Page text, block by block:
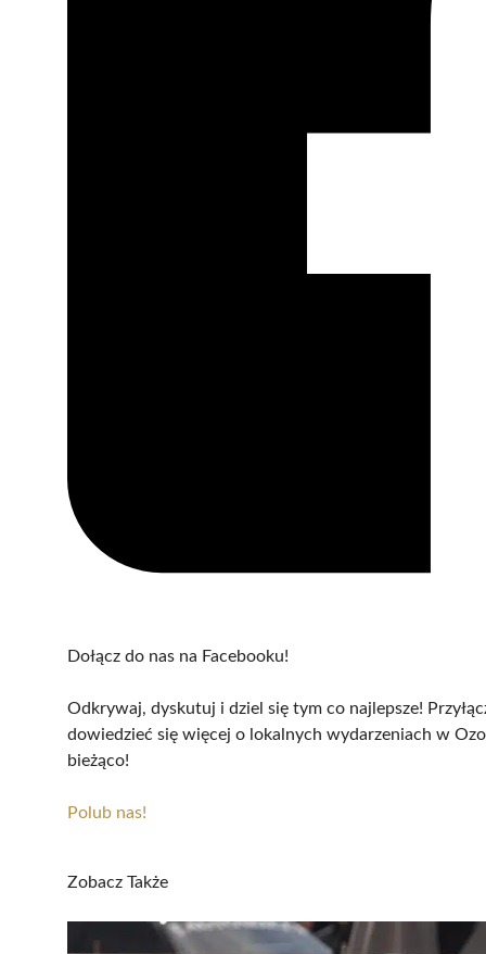
Dołącz do nas na Facebooku!
Odkrywaj, dyskutuj i dziel się tym co najlepsze!
dowiedzieć się więcej o lokalnych wydarzeniach w
bieżąco!
Polub nas!
Zobacz Także